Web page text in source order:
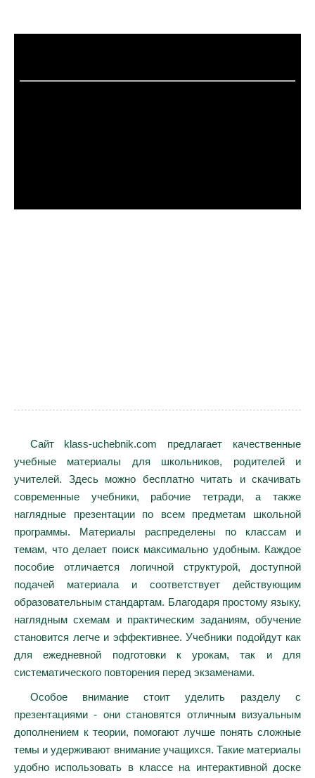
Сайт klass-uchebnik.com предлагает качественные
учебные материалы для школьников, родителей и
учителей. Здесь можно бесплатно читать и скачивать
современные учебники, рабочие тетради, а также
наглядные презентации по всем предметам школьной
программы. Материалы распределены по классам и
темам, что делает поиск максимально удобным. Каждое
пособие отличается логичной структурой, доступной
подачей материала и соответствует действующим
образовательным стандартам. Благодаря простому языку,
наглядным схемам и практическим заданиям, обучение
становится легче и эффективнее. Учебники подойдут как
для ежедневной подготовки к урокам, так и для
систематического повторения перед экзаменами.
Особое внимание стоит уделить разделу с
презентациями - они становятся отличным визуальным
дополнением к теории, помогают лучше понять сложные
темы и удерживают внимание учащихся. Такие материалы
удобно использовать в классе на интерактивной доске